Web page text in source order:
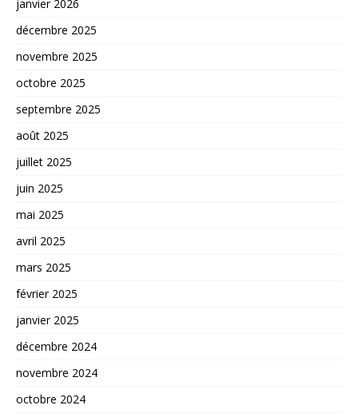
janvier 2026
décembre 2025
novembre 2025
octobre 2025
septembre 2025
août 2025
juillet 2025
juin 2025
mai 2025
avril 2025
mars 2025
février 2025
janvier 2025
décembre 2024
novembre 2024
octobre 2024